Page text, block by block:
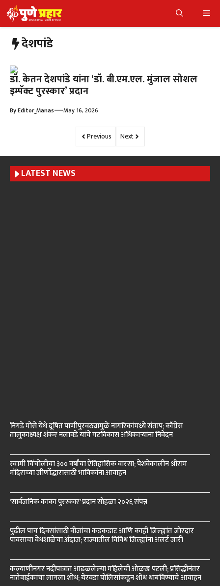
Skip
to
contentदेशपांडे
डॉ. केतन देशपांडे यांना ‘डॉ. बी.एम.एल. मुंजाल सोशल
इम्पॅक्ट पुरस्कार’ प्रदान
ByEditor_Manas—May 16, 2026
Previous Next
LATEST NEWS
निगडे मोसे येथे दूषित पाणीपुरवठ्यामुळे नागरिकांमध्ये संताप; काँग्रेस
तालुकाध्यक्ष शंकर नलावडे यांचे गटविकास अधिकाऱ्यांना निवेदन
स्वामी चिंचोलीचा ३०० वर्षांचा ऐतिहासिक वारसा; पेशवेकालीन श्रीराम
मंदिराच्या जीर्णोद्धारासाठी भाविकांना आवाहन
‘सार्वजनिक काका पुरस्कार’ प्रदान सोहळा २०२६ संपन्न
पुढील पाच दिवसांसाठी वीजांचा कडकडाट आणि काही जिल्ह्यांत जोरदार
पावसाचा वेधशाळेचा अंदाज; राज्यातील विविध जिल्ह्यांना अलर्ट जारी
कल्याणीनगर नदीपात्रात आढळलेल्या महिलेची ओळख पटली; प्रसिद्धीनंतर
नातेवाईकांचा लागला शोध; येरवडा पोलिसांकडून शोध थांबविण्याचे आवाहन